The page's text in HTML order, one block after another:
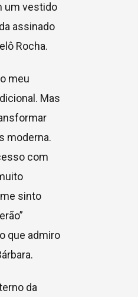
um vestido
assinado
Rocha.
meu
Mas
moderna.
com
sinto
que admiro
da